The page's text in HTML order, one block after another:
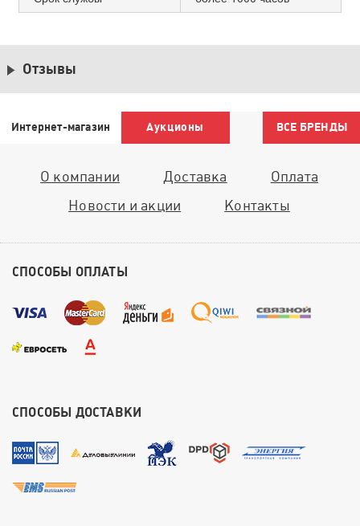
Отзывы
Интернет-магазин Аукционы ВСЕ БРЕНДЫ
О компании Доставка
Оплата
Новости и акции
Контакты
СПОСОБЫ ОПЛАТЫ
СПОСОБЫ ДОСТАВКИ